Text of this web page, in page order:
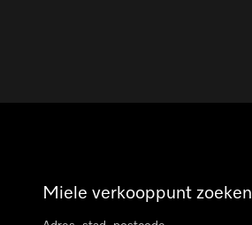
Miele verkooppunt zoeken